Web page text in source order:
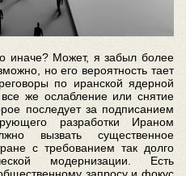
иначе? Может, я забыл более
но его вероятность тает
по иранской ядерной
же ослабление или снятие
последует за подписанием
разработки Ираном
вызвать существенное
с требованием так долго
модернизации. Есть
запросу и фокус